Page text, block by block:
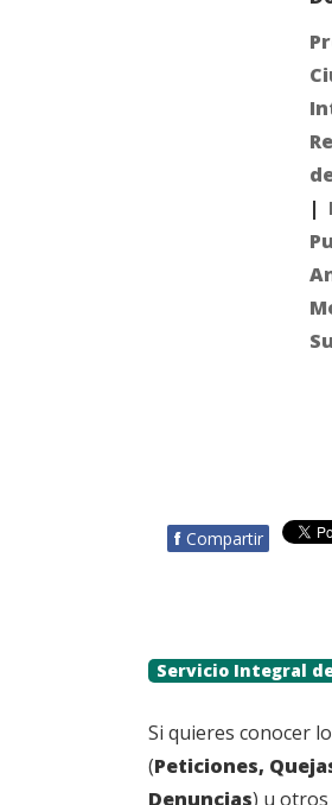
|
f Compartir
Servicio Integral
Si quieres conocer
(Peticiones,
Denuncias) u otros